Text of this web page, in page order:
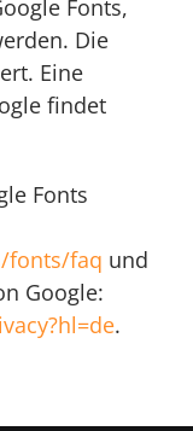
Fonts,
Die
Eine
findet
Fonts
fonts/faq und
Google:
.